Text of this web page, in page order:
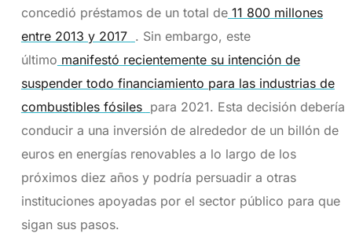
concedió préstamos de un total de11 800 millones
entre 2013 y 2017 . Sin embargo, este
último manifestó recientemente su intención de
suspender todo financiamiento para las industrias de
combustibles fósiles para 2021. Esta decisión debería
conducir a una inversión de alrededor de un billón de
euros en energías renovables a lo largo de los
próximos diez años y podría persuadir a otras
instituciones apoyadas por el sector público para que
sigan sus pasos.